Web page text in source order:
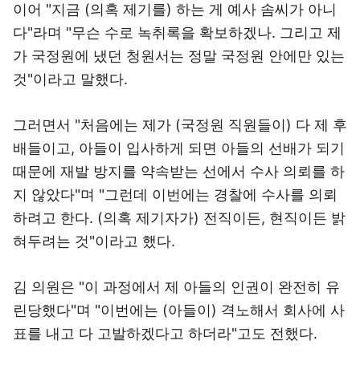
이어 "지금 (의혹 제기를) 하는 게 예사 솜씨가 아니
다"라며 "무슨 수로 녹취록을 확보하겠나. 그리고 제
가 국정원에 냈던 청원서는 정말 국정원 안에만 있는
것"이라고 말했다.
그러면서 "처음에는 제가 (국정원 직원들이) 다 제 후
배들이고, 아들이 입사하게 되면 아들의 선배가 되기
때문에 재발 방지를 약속받는 선에서 수사 의뢰를 하
지 않았다"며 "그런데 이번에는 경찰에 수사를 의뢰
하려고 한다. (의혹 제기자가) 전직이든, 현직이든 밝
혀두려는 것"이라고 했다.
김 의원은 "이 과정에서 제 아들의 인권이 완전히 유
린당했다"며 "이번에는 (아들이) 격노해서 회사에 사
표를 내고 다 고발하겠다고 하더라"고도 전했다.